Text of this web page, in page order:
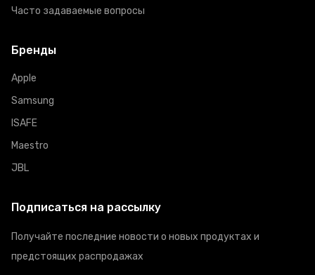
Часто задаваемые вопросы
Бренды
Apple
Samsung
ISAFE
Maestro
JBL
Подписаться на рассылку
Получайте последние новости о новых продуктах и
предстоящих распродажах